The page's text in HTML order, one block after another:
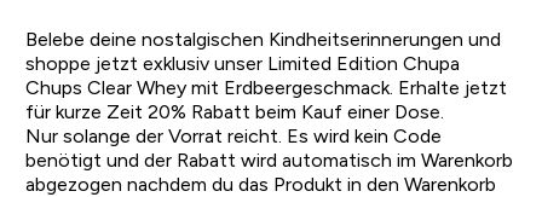
Belebe deine nostalgischen Kindheitserinnerungen und
shoppe jetzt exklusiv unser Limited Edition Chupa
Chups Clear Whey mit Erdbeergeschmack. Erhalte jetzt
für kurze Zeit 20% Rabatt beim Kauf einer Dose.
Nur solange der Vorrat reicht. Es wird kein Code
benötigt und der Rabatt wird automatisch im Warenkorb
abgezogen nachdem du das Produkt in den Warenkorb